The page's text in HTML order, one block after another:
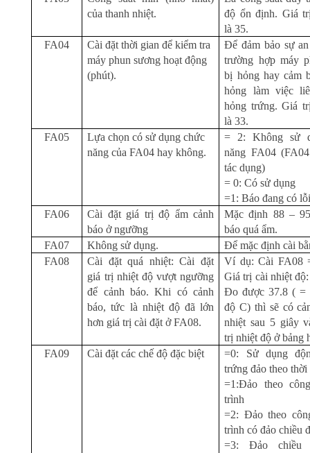
của thanh nhiệt.
độ ổn định. Giá
là 35.
FA04
Cài đặt thời gian để kiểm tra
máy phun sương hoạt động
(phút).
Để đảm bảo sự
trường hợp máy
bị hỏng hay cảm
hỏng làm việc
hỏng trứng. Giá
là 33.
FA05
Lựa chọn có sử dụng chức
năng của FA04 hay không.
= 2: Không sử
năng FA04
tác dụng)
= 0: Có sử dụng
=1: Báo đang có
FA06
Cài đặt giá trị độ ẩm cảnh
báo ở ngưỡng
Mặc định 88 –
báo quá ẩm.
FA07
Không sử dụng.
Để mặc định cài
FA08
Cài đặt quá nhiệt: Cài đặt
giá trị nhiệt độ vượt ngưỡng
để cảnh báo. Khi có cảnh
báo, tức là nhiệt độ đã lớn
hơn giá trị cài đặt ở FA08.
Ví dụ: Cài FA08
Giá trị cài nhiệt
Đo được 37.8 ( =
độ C) thì sẽ có
nhiệt sau 5 giây
trị nhiệt độ ở bảng
FA09
Cài đặt các chế độ đặc biệt
=0: Sử dụng
trứng đảo theo thời
=1:Đảo theo
trình
=2: Đảo theo
trình có đảo chiều
=3: Đảo chiều